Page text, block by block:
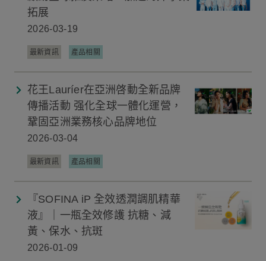
拓展
2026-03-19
最新資訊 產品相關
花王Lauríer在亞洲啓動全新品牌
傳播活動 强化全球一體化運營，
鞏固亞洲業務核心品牌地位
2026-03-04
最新資訊 產品相關
『SOFINA iP 全效透潤調肌精華
液』｜一瓶全效修護 抗糖、減
黃、保水、抗斑
2026-01-09